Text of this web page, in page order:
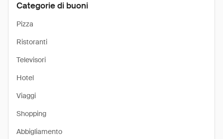
Categorie di buoni
Pizza
Ristoranti
Televisori
Hotel
Viaggi
Shopping
Abbigliamento